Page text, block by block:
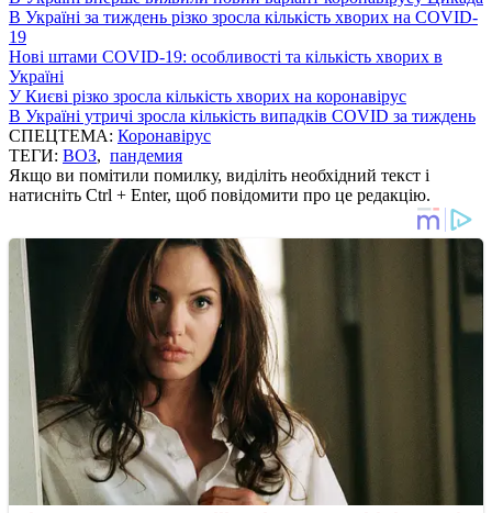
В Україні за тиждень різко зросла кількість хворих на COVID-
19
Нові штами COVID-19: особливості та кількість хворих в
Україні
У Києві різко зросла кількість хворих на коронавірус
В Україні утричі зросла кількість випадків COVID за тиждень
СПЕЦТЕМА: Коронавірус
ТЕГИ: ВОЗ, пандемия
Якщо ви помітили помилку, виділіть необхідний текст і
натисніть Ctrl + Enter, щоб повідомити про це редакцію.